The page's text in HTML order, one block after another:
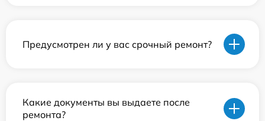
Предусмотрен ли у вас срочный ремонт?
Какие документы вы выдаете после
ремонта?